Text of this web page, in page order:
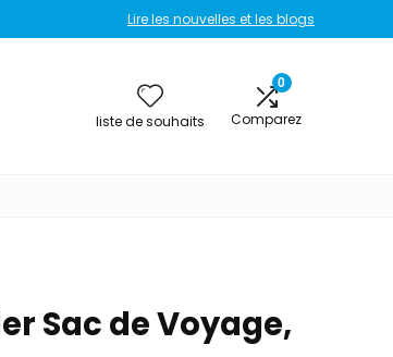
Lire les nouvelles et les blogs
liste de souhaits
0
Comparez
Sac de Voyage,